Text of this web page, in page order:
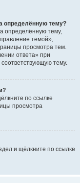
определённую тему?
определённую тему,
темой»,
просмотра тем.
ответа» при
тему.
по ссылке
просмотра
и щёлкните по ссылке